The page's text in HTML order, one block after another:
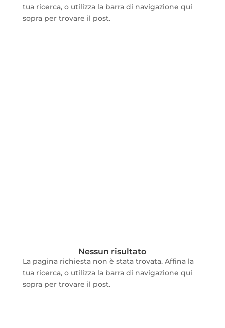
tua ricerca, o utilizza la barra di navigazione qui
sopra per trovare il post.
Nessun risultato
La pagina richiesta non è stata trovata. Affina la
tua ricerca, o utilizza la barra di navigazione qui
sopra per trovare il post.